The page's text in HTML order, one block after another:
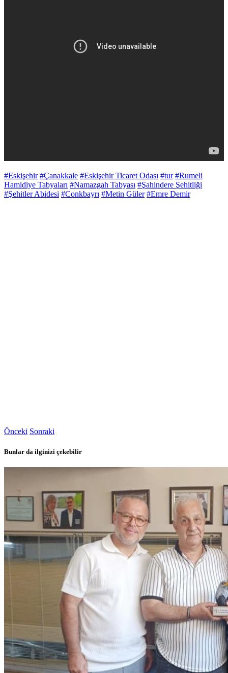
#Eskişehir #Çanakkale #Eskişehir Ticaret Odası #tur #Rumeli
Hamidiye Tabyaları #Namazgah Tabyası #Şahindere Şehitliği
#Şehitler Abidesi #Conkbayrı #Metin Güler #Emre Demir
Önceki Sonraki
Bunlar da ilginizi çekebilir